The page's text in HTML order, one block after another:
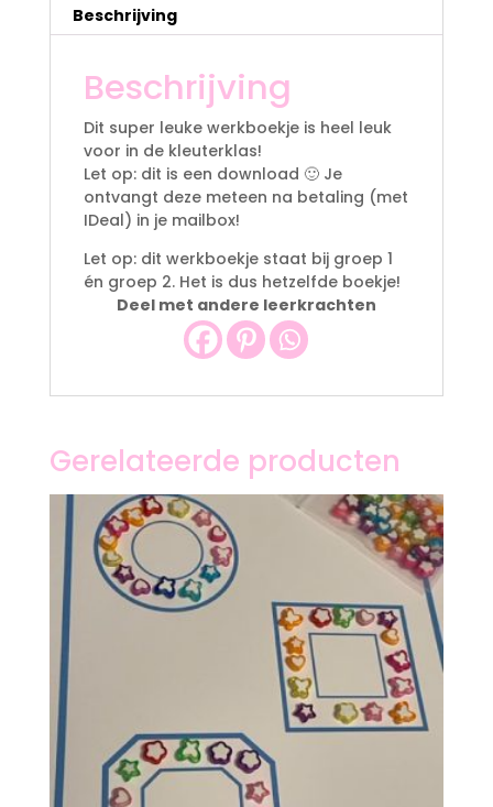
i
Beschrijving
Beschrijving
Dit super leuke werkboekje is heel leuk
voor in de kleuterklas!
Let op: dit is een download 🙂 Je
ontvangt deze meteen na betaling (met
IDeal) in je mailbox!
Let op: dit werkboekje staat bij groep 1
én groep 2. Het is dus hetzelfde boekje!
Deel met andere leerkrachten
Gerelateerde producten